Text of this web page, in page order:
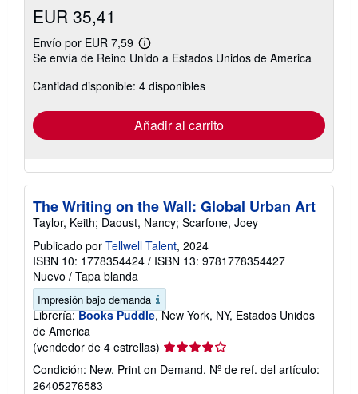
EUR 35,41
Envío por EUR 7,59
Más
información
las
tarifas
envío
Se envía de Reino Unido a Estados Unidos de America
Cantidad disponible: 4 disponibles
Añadir al carrito
The Writing on the Wall: Global Urban Art
Taylor, Keith; Daoust, Nancy; Scarfone, Joey
Publicado por Tellwell Talent, 2024
ISBN 10: 1778354424 / ISBN 13: 9781778354427
Nuevo / Tapa blanda
Impresión bajo demanda
Librería: Books Puddle, New York, NY, Estados Unidos
de America
(vendedor de 4 estrellas) Calificación
del
vendedor:
Condición: New. Print on Demand. Nº de ref. del artículo:
26405276583